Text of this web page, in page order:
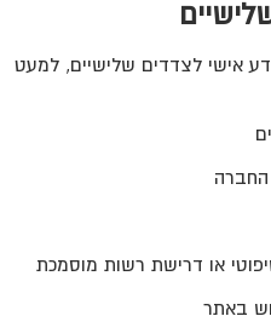
אישי לצדדים שלישיים, למעט
החברה
או דרישת רשות מוסמכת
באתר